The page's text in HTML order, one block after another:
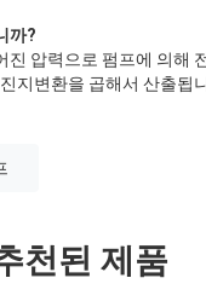
까?
압력으로 펌프에 의해
지변환을 곱해서 산출됩
천된 제품